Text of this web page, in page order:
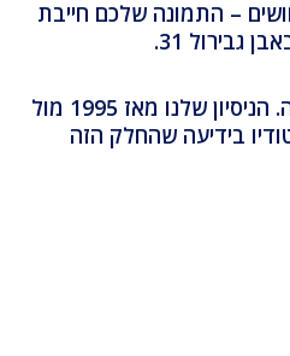
– התמונה שלכם חייבת
31.
בפוטושופ 31 אנו מבינים שמאחורי כל תמונה עומד תור לשגרירות שחיכיתם לו זמן רב, יום חופש שלקחתם מהעבודה ותהליך שחשוב לכם לסיים בהצלחה. הניסיון שלנו מאז 1995 מול
בידיעה שהחלק הזה